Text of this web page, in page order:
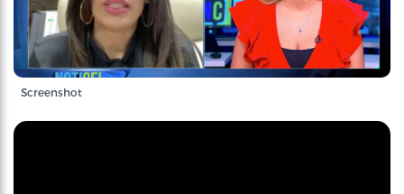
Screenshot